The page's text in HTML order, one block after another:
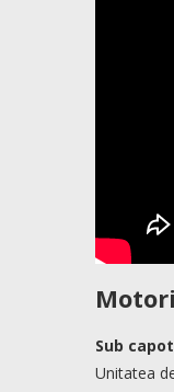
Sub
Unitatea